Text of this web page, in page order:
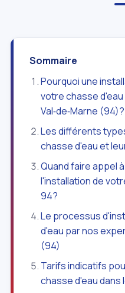
Sommaire
Pourquoi une
votre chasse
Val‑de‑Marne (94)?
Les différents
chasse d'eau et
Quand faire appel
l'installation de
94?
Le processus
d'eau par nos
(94)
Tarifs indicatifs
chasse d'eau dans